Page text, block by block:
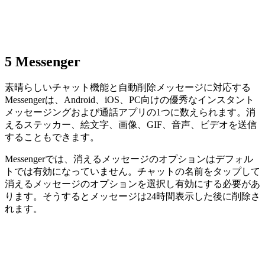
5 Messenger
素晴らしいチャット機能と自動削除メッセージに対応する
Messengerは、Android、iOS、PC向けの優秀なインスタント
メッセージングおよび通話アプリの1つに数えられます。消
えるステッカー、絵文字、画像、GIF、音声、ビデオを送信
することもできます。
Messengerでは、消えるメッセージのオプションはデフォル
トでは有効になっていません。チャットの名前をタップして
消えるメッセージのオプションを選択し有効にする必要があ
ります。そうするとメッセージは24時間表示した後に削除さ
れます。